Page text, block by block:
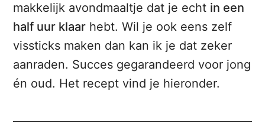
makkelijk avondmaaltje dat je echt in een
half uur klaar hebt. Wil je ook eens zelf
vissticks maken dan kan ik je dat zeker
aanraden. Succes gegarandeerd voor jong
én oud. Het recept vind je hieronder.